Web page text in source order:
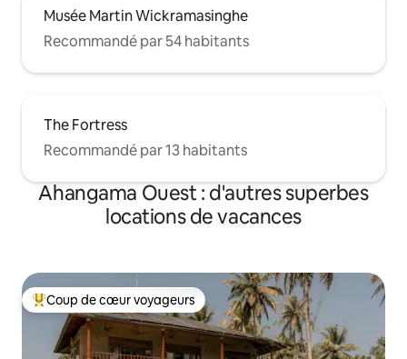
Musée Martin Wickramasinghe
Recommandé par 54 habitants
The Fortress
Recommandé par 13 habitants
Ahangama Ouest : d'autres superbes
locations de vacances
Coups de cœur voyageurs les plus appréciés
Coup de cœur voyageurs